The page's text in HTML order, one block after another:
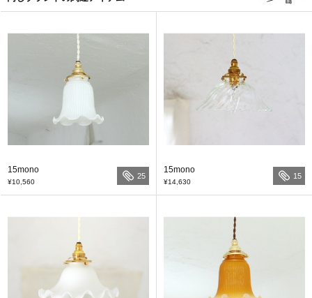
15mono
¥10,560
25
15mono
¥14,630
15